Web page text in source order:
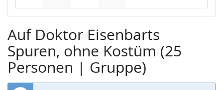
Keine Veranstaltungen
Keine Veranstaltungen
Keine Veranstaltungen
Keine Veranstaltungen
Auf Doktor Eisenbarts
Spuren, ohne Kostüm (25
Personen | Gruppe)